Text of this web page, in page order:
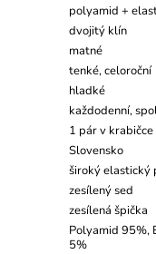
polyamid +
dvojitý klín
matné
tenké, celoroční
hladké
každodenní,
1 pár v krabičce
Slovensko
široký elastický
zesílený sed
zesílená špička
Polyamid 95%,
5%